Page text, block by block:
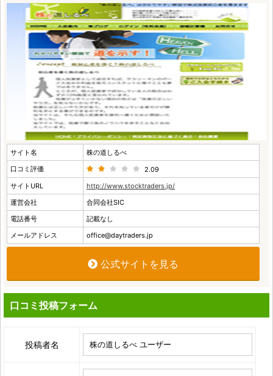
サイト名
株の道しるべ
口コミ評価
2.09
サイトURL
http://www.stocktraders.jp/
運営会社
合同会社SIC
電話番号
記載なし
メールアドレス
office@daytraders.jp
公式サイトを見る
口コミ投稿フォーム
投稿者名